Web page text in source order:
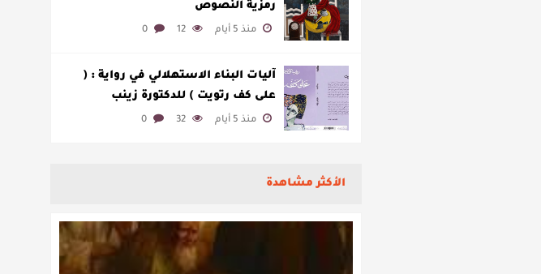
رمزية النصوص
منذ 5 أيام 12
0
آليات البناء الاستهلالي في رواية : (
على كف رتويت ) للدكتورة زينب
الخضيري
منذ 5 أيام 32
0
الأكثر مشاهدة